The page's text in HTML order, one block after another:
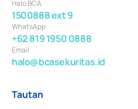
Halo BCA
1500888 ext 9
WhatsApp
+62 819 1950 0888
Email
halo@bcasekuritas.id
Tautan